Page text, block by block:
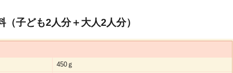
子ども2人分＋大人2人分）
450ｇ